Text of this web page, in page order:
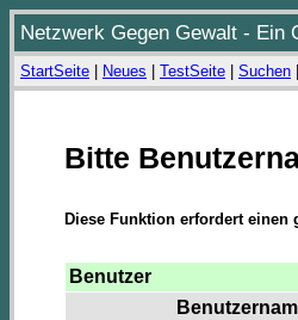
Netzwerk Gegen Gewalt - Ein
StartSeite Neues TestSeite Suchen
Bitte
Diese Funktion erfordert einen
Benutzer